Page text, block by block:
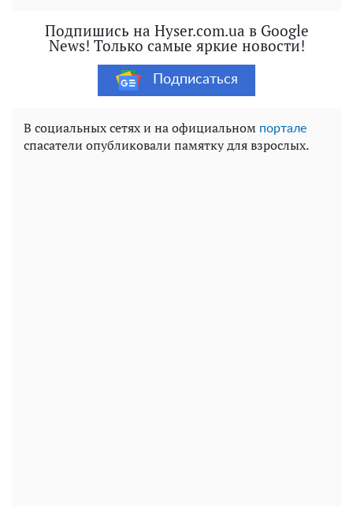
Подпишись на Hyser.com.ua в Google
News! Только самые яркие новости!
Подписаться
В социальных сетях и на официальном портале
спасатели опубликовали памятку для взрослых.